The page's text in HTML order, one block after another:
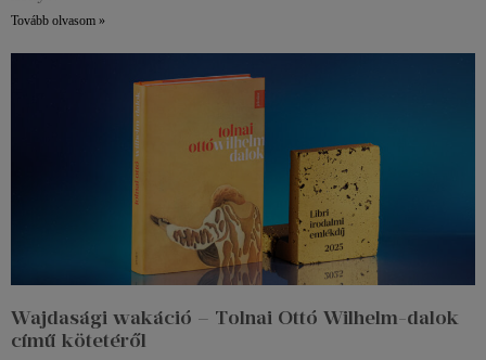
Tovább olvasom »
Wajdasági wakáció – Tolnai Ottó Wilhelm-dalok
című kötetéről